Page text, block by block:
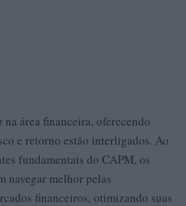
na área financeira, oferecendo
e retorno estão interligados. Ao
fundamentais do CAPM, os
navegar melhor pelas
financeiros, otimizando suas